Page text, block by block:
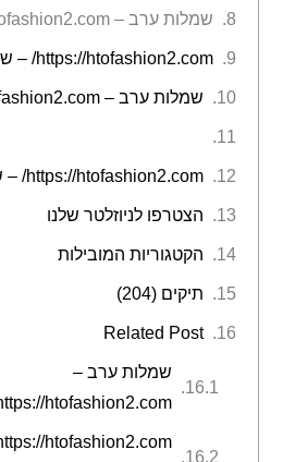
שמלות ערב – https://htofashion2.com/
https://htofashion2.com/ – שמלות ערב
שמלות ערב – https://htofashion2.com/
https://htofashion2.com/ – שמלות ערב
הצטרפו לניוזלטר שלנו
הקטגוריות המובילות
תיקים (204)
Related Post
שמלות ערב –
htofashion2.com/